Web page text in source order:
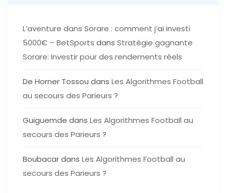
L’aventure dans Sorare : comment j’ai investi
5000€ – BetSports dans Stratégie gagnante
Sorare: Investir pour des rendements réels
De Horner Tossou dans Les Algorithmes Football
au secours des Parieurs ?
Guiguemde dans Les Algorithmes Football au
secours des Parieurs ?
Boubacardans Les Algorithmes Football au
secours des Parieurs ?